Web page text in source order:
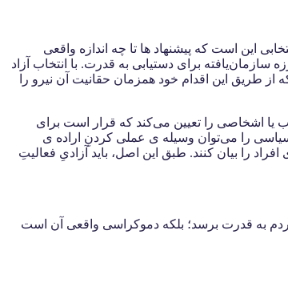
این است که پیشنهاد ‌ها تا چه اندازه واقعی
سازمان‌یافته برای دستیابی به قدرت. با انتخاب آزاد
طریق این اقدام خود همزمان حقانیت آن نیرو را
یا اشخاصی را تعیین می‌کند که قرار است برای
سیاسی را می‌توان وسیله ی عملی کردنِ اراده‌ ی
را بیان کنند. طبق این اصل، باید آزادیِ فعالیتِ
به قدرت برسد؛ بلکه دموکراسى واقعى آن است